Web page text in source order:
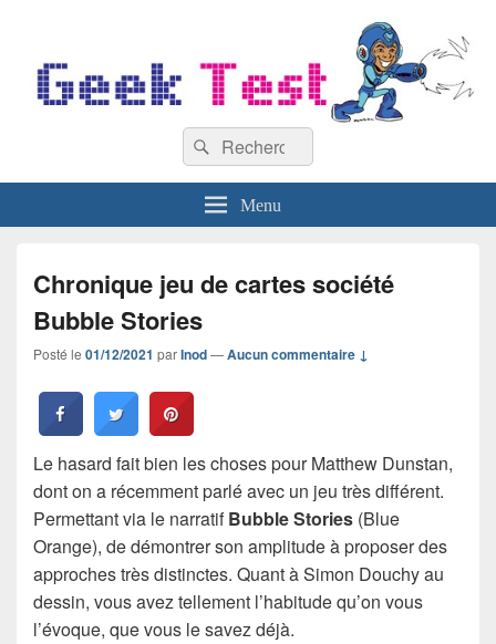
Recherche :
Rechercher
Menu
Chronique jeu de cartes société
Bubble Stories
Posté le 01/12/2021 parInod—Aucun commentaire ↓
Le hasard fait bien les choses pour Matthew Dunstan,
dont on a récemment parlé avec un jeu très différent.
Permettant via le narratifBubble Stories (Blue
Orange), de démontrer son amplitude à proposer des
approches très distinctes. Quant à Simon Douchy au
dessin, vous avez tellement l’habitude qu’on vous
l’évoque, que vous le savez déjà.